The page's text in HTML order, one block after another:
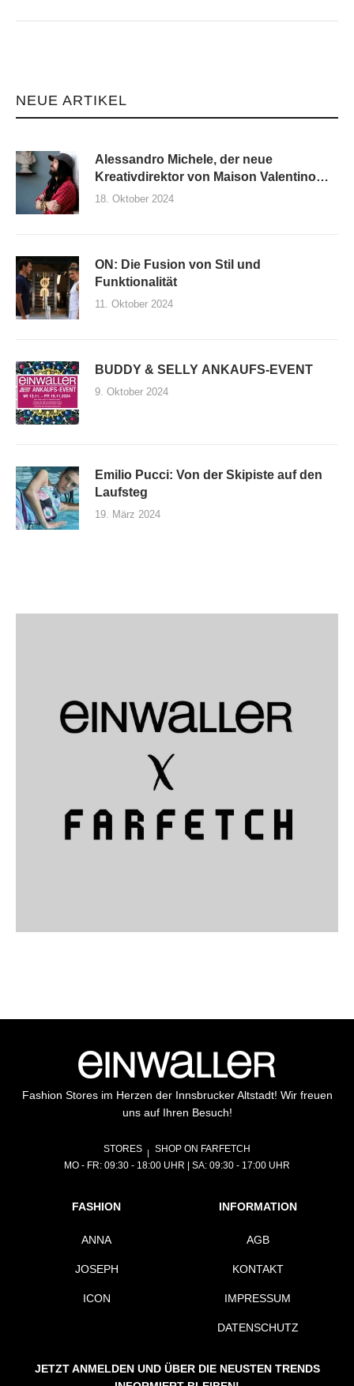
NEUE ARTIKEL
Alessandro Michele, der neue
Kreativdirektor von Maison Valentino
und seine erste Kollektion
18. Oktober 2024
ON: Die Fusion von Stil und
Funktionalität
11. Oktober 2024
BUDDY & SELLY ANKAUFS-EVENT
9. Oktober 2024
Emilio Pucci: Von der Skipiste auf den
Laufsteg
19. März 2024
Fashion Stores im Herzen der Innsbrucker Altstadt! Wir freuen
uns auf Ihren Besuch!
STORES
SHOP ON FARFETCH
MO - FR: 09:30 - 18:00 UHR | SA: 09:30 - 17:00 UHR
FASHION
ANNA
JOSEPH
ICON
INFORMATION
AGB
KONTAKT
IMPRESSUM
DATENSCHUTZ
JETZT ANMELDEN UND ÜBER DIE NEUSTEN TRENDS